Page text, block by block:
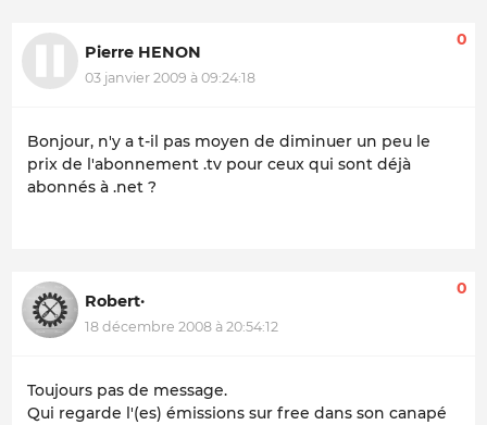
Pierre HENON
03 janvier 2009 à 09:24:18
0
Bonjour, n'y a t-il pas moyen de diminuer un peu le
prix de l'abonnement .tv pour ceux qui sont déjà
abonnés à .net ?
Robert·
18 décembre 2008 à 20:54:12
0
Toujours pas de message.
Qui regarde l'(es) émissions sur free dans son canapé